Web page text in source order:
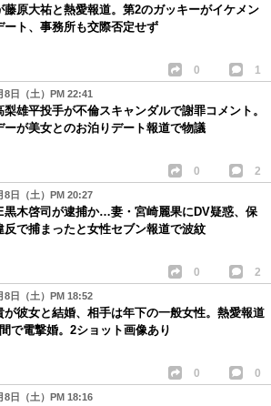
藤原大祐と熱愛報道。第2のガッキーがイケメン
ート、事務所も交際否定せず
0 1
8日（土）PM 22:41
梨雄平投手が不倫スキャンダルで謝罪コメント。
ーが美女とのお泊りデート報道で物議
0 2
8日（土）PM 20:27
黒木啓司が逮捕か…妻・宮崎麗果にDV疑惑、保
反で捕まったと女性セブン報道で波紋
0 2
8日（土）PM 18:52
が彼女と結婚、相手は年下の一般女性。熱愛報道
で電撃婚。2ショット画像あり
0 0
8日（土）PM 18:16